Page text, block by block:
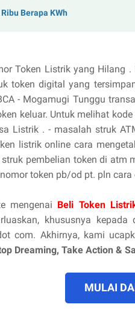
Berapa KWh
Token Listrik yang Hilang
token digital yang
- Mogamugi Tunggu
keluar. Untuk melihat
Listrik . - masalah struk
listrik online cara
pembelian token di atm
token pb/od pt. pln
mengenai Beli Token
khususnya
com. Akhirnya, kami
Dreaming, Take Action &
MULAI